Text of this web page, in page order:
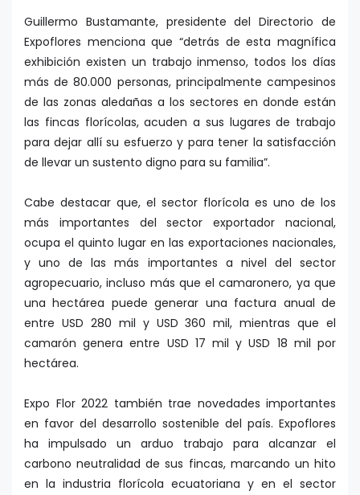
Guillermo Bustamante, presidente del Directorio de
Expoflores menciona que “detrás de esta magnífica
exhibición existen un trabajo inmenso, todos los días
más de 80.000 personas, principalmente campesinos
de las zonas aledañas a los sectores en donde están
las fincas florícolas, acuden a sus lugares de trabajo
para dejar allí su esfuerzo y para tener la satisfacción
de llevar un sustento digno para su familia”.
Cabe destacar que, el sector florícola es uno de los
más importantes del sector exportador nacional,
ocupa el quinto lugar en las exportaciones nacionales,
y uno de las más importantes a nivel del sector
agropecuario, incluso más que el camaronero, ya que
una hectárea puede generar una factura anual de
entre USD 280 mil y USD 360 mil, mientras que el
camarón genera entre USD 17 mil y USD 18 mil por
hectárea.
Expo Flor 2022 también trae novedades importantes
en favor del desarrollo sostenible del país. Expoflores
ha impulsado un arduo trabajo para alcanzar el
carbono neutralidad de sus fincas, marcando un hito
en la industria florícola ecuatoriana y en el sector